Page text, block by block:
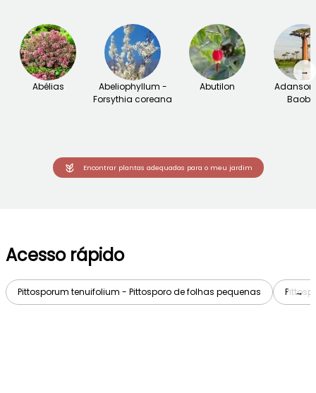
Abélias
Abeliophyllum -
Forsythia coreana
Abutilon
Baobá
→
Encontrar plantas adequadas para o meu jardim
Acesso rápido
Pittosporum tenuifolium - Pittosporo de folhas pequenas →